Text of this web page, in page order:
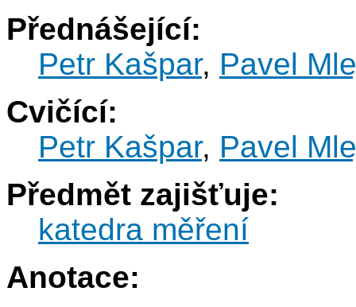
Přednášející:
Petr Kašpar, Pavel
Cvičící:
Petr Kašpar, Pavel
Předmět zajišťuje:
katedra měření
Anotace: